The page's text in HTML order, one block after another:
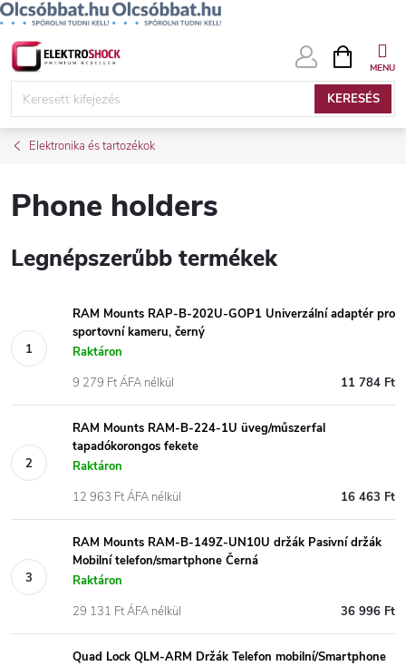
Ugrás
KERESÉS
KOSÁR
Elektronika és tartozékok
Phone holders
Legnépszerűbb termékek
RAM Mounts RAP-B-202U-GOP1 Univerzální adaptér pro
sportovní kameru, černý
Raktáron
11 784 Ft
9 279 Ft ÁFA nélkül
RAM Mounts RAM-B-224-1U üveg/műszerfal
tapadókorongos fekete
Raktáron
16 463 Ft
12 963 Ft ÁFA nélkül
RAM Mounts RAM-B-149Z-UN10U držák Pasivní držák
Mobilní telefon/smartphone Černá
Raktáron
36 996 Ft
29 131 Ft ÁFA nélkül
Quad Lock QLM-ARM Držák Telefon mobilní/Smartphone